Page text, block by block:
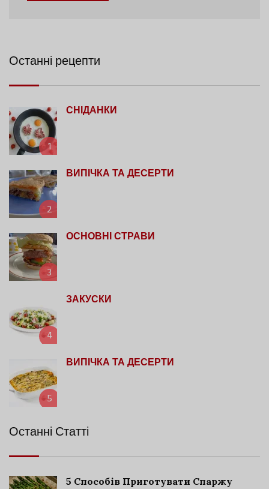
Останні рецепти
1
СНІДАНКИ
2
ВИПІЧКА ТА ДЕСЕРТИ
3
ОСНОВНІ СТРАВИ
4
ЗАКУСКИ
5
ВИПІЧКА ТА ДЕСЕРТИ
Останні Статті
5 Способів Приготувати Спаржу